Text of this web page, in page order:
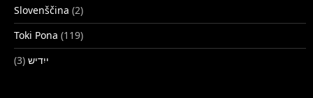
Slovenščina (2)
Toki Pona (119)
ייִדיש (3)